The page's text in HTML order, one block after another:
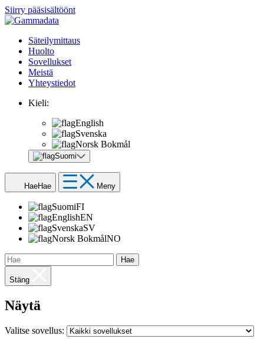
Siirry pääsisältöönt
Säteilymittaus
Huolto
Sovellukset
Meistä
Yhteystiedot
Kieli:
English
Svenska
Norsk Bokmål
Suomi
HaeHae Meny
SuomiFI
EnglishEN
SvenskaSV
Norsk BokmålNO
Hae
Stäng
Näytä
Valitse sovellus: